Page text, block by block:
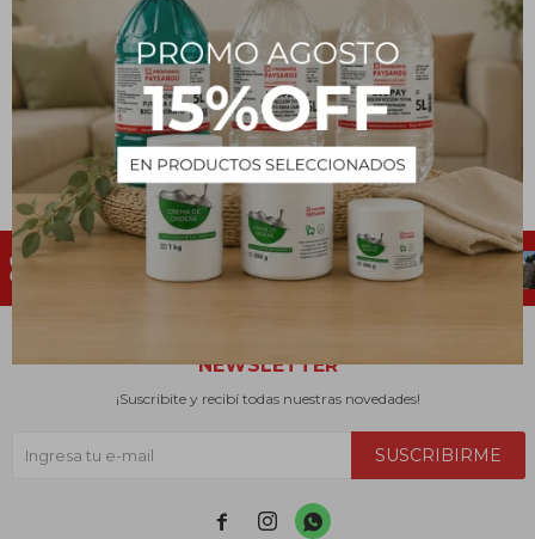
Alcohol azul al 87% 10 L
$ 879
NEWSLETTER
¡Suscribite y recibí todas nuestras novedades!
SUSCRIBIRME
  